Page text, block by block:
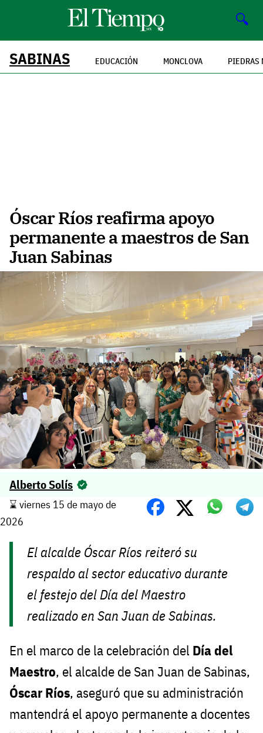
🔍
SABINAS EDUCACIÓN MONCLOVA PIEDRAS
Óscar Ríos reafirma apoyo
permanente a maestros de San
Juan Sabinas
Alberto Solís
⌛️ viernes 15 de mayo de
2026
El alcalde Óscar Ríos reiteró su
respaldo al sector educativo durante
el festejo del Día del Maestro
realizado en San Juan de Sabinas.
En el marco de la celebración del Día del
Maestro, el alcalde de San Juan de Sabinas,
Óscar Ríos, aseguró que su administración
mantendrá el apoyo permanente a docentes